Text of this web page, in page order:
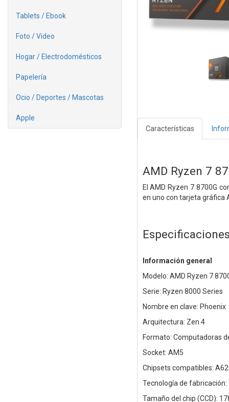
Tablets / Ebook
Foto / Video
Hogar / Electrodomésticos
Papelería
Ocio / Deportes / Mascotas
Apple
Características
AMD Ryzen 7
El AMD Ryzen 7 8700G
en uno con tarjeta gráfica
Información general
Modelo: AMD Ryzen 7
Serie: Ryzen 8000 Series
Nombre en clave: Phoenix
Arquitectura: Zen 4
Formato: Computadoras
Socket: AM5
Chipsets compatibles:
Tecnología de fabricación:
Tamaño del chip (CCD):